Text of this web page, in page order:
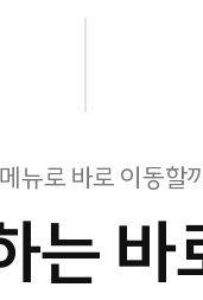
뉴로 바로 이동할
는 바